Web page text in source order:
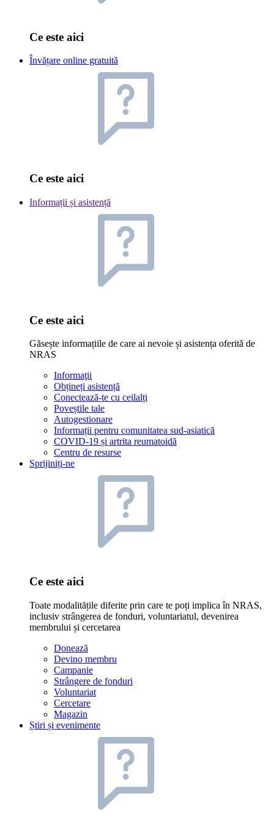
Ce este aici
Învățare online gratuită
Ce este aici
Informații și asistență
Ce este aici
Găsește informațiile de care ai nevoie și asistența oferită de
NRAS
Informaţii
Obțineți asistență
Conectează-te cu ceilalți
Poveștile tale
Autogestionare
Informații pentru comunitatea sud-asiatică
COVID-19 și artrita reumatoidă
Centru de resurse
Sprijiniți-ne
Ce este aici
Toate modalitățile diferite prin care te poți implica în NRAS,
inclusiv strângerea de fonduri, voluntariatul, devenirea
membrului și cercetarea
Donează
Devino membru
Campanie
Strângere de fonduri
Voluntariat
Cercetare
Magazin
Știri și evenimente